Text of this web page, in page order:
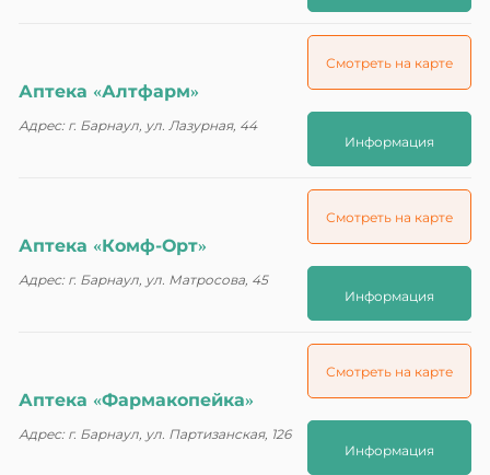
Аптека «Алтфарм»
Адрес: г. Барнаул, ул. Лазурная, 44
Смотреть на карте
Информация
Аптека «Комф-Орт»
Адрес: г. Барнаул, ул. Матросова, 45
Смотреть на карте
Информация
Аптека «Фармакопейка»
Адрес: г. Барнаул, ул. Партизанская, 126
Смотреть на карте
Информация